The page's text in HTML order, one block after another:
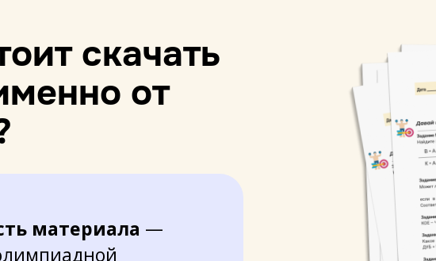
скачать
от
материала —